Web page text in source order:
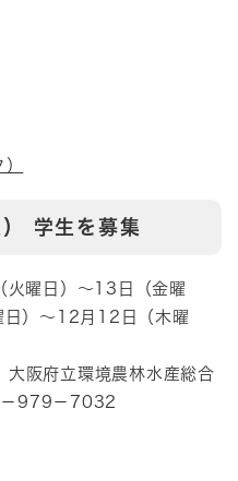
学生を募集
曜日）～13日（金曜
）～12月12日（木曜
阪府立環境農林水産総合
－979－7032